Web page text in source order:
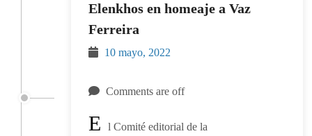
Elenkhos en homeaje a Vaz
Ferreira
10 mayo, 2022
Comments are off
E
l Comité editorial de la